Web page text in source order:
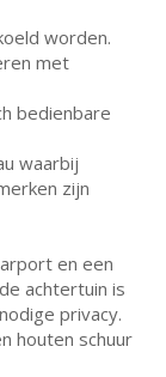
worden.
met
bedienbare
waarbij
zijn
en een
achtertuin is
privacy.
houten schuur